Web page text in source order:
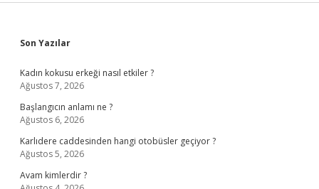
Sidebar
Son Yazılar
Kadın kokusu erkeği nasıl etkiler ?
Ağustos 7, 2026
Başlangıcın anlamı ne ?
Ağustos 6, 2026
Karlıdere caddesinden hangi otobüsler geçiyor ?
Ağustos 5, 2026
Avam kimlerdir ?